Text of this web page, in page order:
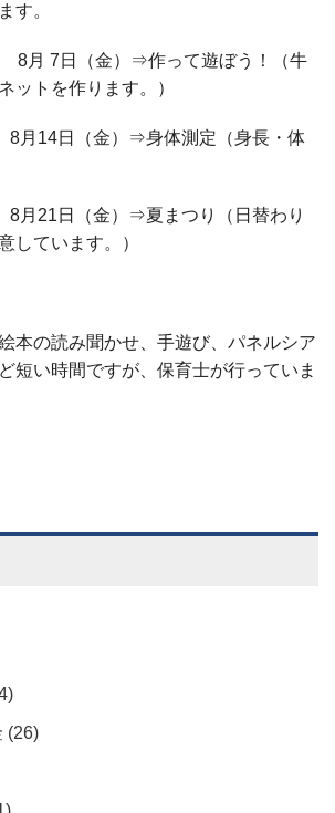
す。
月 7日（金）⇒作って遊ぼう！（牛
ットを作ります。）
月14日（金）⇒身体測定（身長・体
月21日（金）⇒夏まつり（日替わり
しています。）
本の読み聞かせ、手遊び、パネルシア
短い時間ですが、保育士が行っていま
(26)